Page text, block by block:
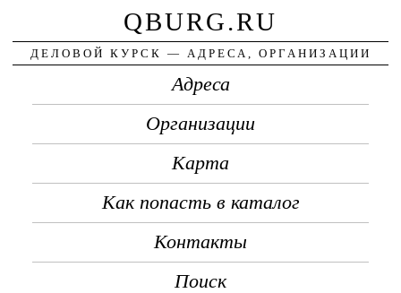
QBURG.RU
ДЕЛОВОЙ КУРСК — АДРЕСА, ОРГАНИЗАЦИИ
Адреса
Организации
Карта
Как попасть в каталог
Контакты
Поиск